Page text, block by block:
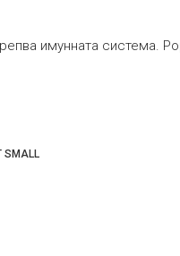
имунната система.
SMALL